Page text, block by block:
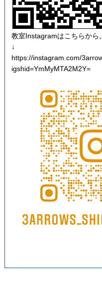
教室Instagramはこちらから。
↓
https://instagram.com/
igshid=YmMyMTA2M2Y=